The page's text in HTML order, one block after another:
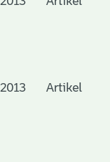
2013 Artikel